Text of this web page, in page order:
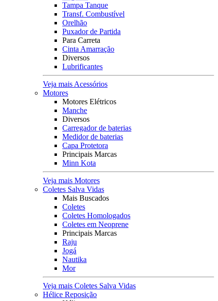
Tampa Tanque
Transf. Combustível
Orelhão
Puxador de Partida
Para Carreta
Cinta Amarração
Diversos
Lubrificantes
Veja mais Acessórios
Motores
Motores Elétricos
Manche
Diversos
Carregador de baterias
Medidor de baterias
Capa Protetora
Principais Marcas
Minn Kota
Veja mais Motores
Coletes Salva Vidas
Mais Buscados
Coletes
Coletes Homologados
Coletes em Neoprene
Principais Marcas
Raju
Jogá
Nautika
Mor
Veja mais Coletes Salva Vidas
Hélice Reposição